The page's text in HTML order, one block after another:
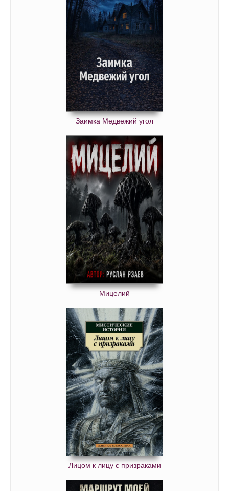
Заимка Медвежий угол
Мицелий
Лицом к лицу с призраками